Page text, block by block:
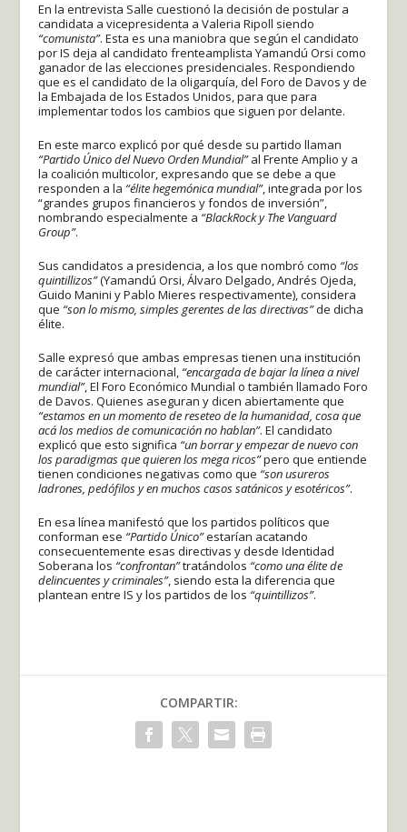
En la entrevista Salle cuestionó la decisión de postular a
candidata a vicepresidenta a Valeria Ripoll siendo
“comunista”. Esta es una maniobra que según el candidato
por IS deja al candidato frenteamplista Yamandú Orsi como
ganador de las elecciones presidenciales. Respondiendo
que es el candidato de la oligarquía, del Foro de Davos y de
la Embajada de los Estados Unidos, para que para
implementar todos los cambios que siguen por delante.
En este marco explicó por qué desde su partido llaman
“Partido Único del Nuevo Orden Mundial”al Frente Amplio y a
la coalición multicolor, expresando que se debe a que
responden a la “élite hegemónica mundial”, integrada por los
“grandes grupos financieros y fondos de inversión”,
nombrando especialmente a “BlackRock y The Vanguard
Group”.
Sus candidatos a presidencia, a los que nombró como “los
quintillizos”(Yamandú Orsi, Álvaro Delgado, Andrés Ojeda,
Guido Manini y Pablo Mieres respectivamente), considera
que “son lo mismo, simples gerentes de las directivas”de dicha
élite.
Salle expresó que ambas empresas tienen una institución
de carácter internacional, “encargada de bajar la línea a nivel
mundial”, El Foro Económico Mundial o también llamado Foro
de Davos. Quienes aseguran y dicen abiertamente que
“estamos en un momento de reseteo de la humanidad, cosa que
acá los medios de comunicación no hablan”. El candidato
explicó que esto significa “un borrar y empezar de nuevo con
los paradigmas que quieren los mega ricos”pero que entiende
tienen condiciones negativas como que “son usureros
ladrones, pedófilos y en muchos casos satánicos y esotéricos”.
En esa línea manifestó que los partidos políticos que
conforman ese “Partido Único”estarían acatando
consecuentemente esas directivas y desde Identidad
Soberana los “confrontan”tratándolos “como una élite de
delincuentes y criminales”, siendo esta la diferencia que
plantean entre IS y los partidos de los “quintillizos”.
COMPARTIR: